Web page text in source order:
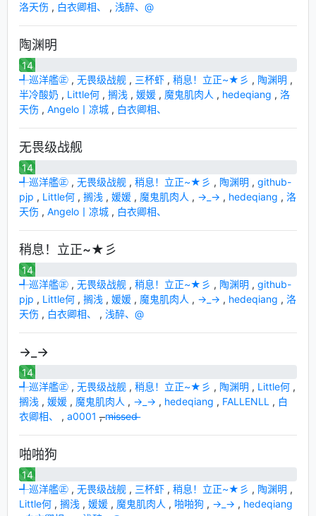
洛天伤 , 白衣卿相、 , 浅醉、@
陶渊明
14
╃巡洋艦㊣ , 无畏级战舰 , 三杯虾 , 稍息！立正~★彡 , 陶渊明 ,
半冷酸奶 , Little何 , 搁浅 , 媛媛 , 魔鬼肌肉人 , hedeqiang , 洛
天伤 , Angelo丨凉城 , 白衣卿相、
无畏级战舰
14
╃巡洋艦㊣ , 无畏级战舰 , 稍息！立正~★彡 , 陶渊明 , github-
pjp , Little何 , 搁浅 , 媛媛 , 魔鬼肌肉人 , →_→ , hedeqiang , 洛
天伤 , Angelo丨凉城 , 白衣卿相、
稍息！立正~★彡
14
╃巡洋艦㊣ , 无畏级战舰 , 稍息！立正~★彡 , 陶渊明 , github-
pjp , Little何 , 搁浅 , 媛媛 , 魔鬼肌肉人 , →_→ , hedeqiang , 洛
天伤 , 白衣卿相、 , 浅醉、@
→_→
14
╃巡洋艦㊣ , 无畏级战舰 , 稍息！立正~★彡 , 陶渊明 , Little何 ,
搁浅 , 媛媛 , 魔鬼肌肉人 , →_→ , hedeqiang , FALLENLL , 白
衣卿相、
, a0001 ,̶m̶i̶s̶s̶e̶d̶ ̶
啪啪狗
14
╃巡洋艦㊣ , 无畏级战舰 , 三杯虾 , 稍息！立正~★彡 , 陶渊明 ,
Little何 , 搁浅 , 媛媛 , 魔鬼肌肉人 , 啪啪狗 , →_→ , hedeqiang